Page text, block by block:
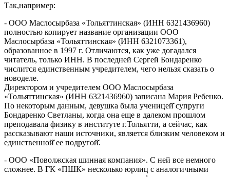
Так,например:
- ООО Маслосырбаза «Тольяттинская» (ИНН 6321436960)
полностью копирует название организации ООО
Маслосырбаза «Тольяттинская» (ИНН 6321073361),
образованное в 1997 г. Отличаются, как уже догадался
читатель, только ИНН. В последней Сергей Бондаренко
числится единственным учредителем, чего нельзя сказать о
новоделе.
Директором и учредителем ООО Маслосырбаза
«Тольяттинская» (ИНН 6321436960) записана Мария Ребенко.
По некоторым данным, девушка была ученицей̆ супруги
Бондаренко Светланы, когда она еще в далеком прошлом
преподавала физику в институте г.Тольятти, а сейчас, как
рассказывают наши источники, является близким человеком и
единственной̆ ее подругой̆.
- ООО «Поволжская шинная компания». С ней все немного
сложнее. В ГК «ПШК» несколько юрлиц с аналогичными